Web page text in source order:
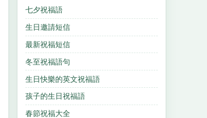
七夕祝福語
生日邀請短信
最新祝福短信
冬至祝福語句
生日快樂的英文祝福語
孩子的生日祝福語
春節祝福大全